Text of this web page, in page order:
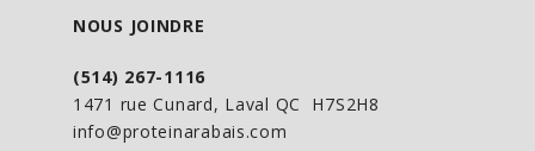
NOUS JOINDRE
(514) 267-1116
1471 rue Cunard, Laval QC H7S2H8
info@proteinarabais.com